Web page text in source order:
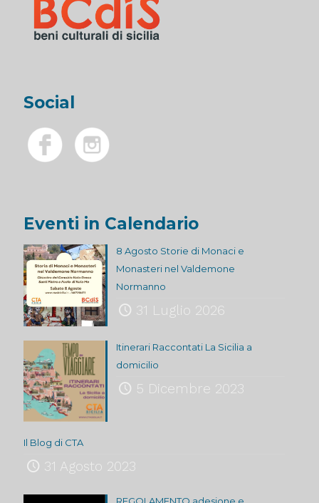
Social
Eventi in Calendario
8 Agosto Storie di Monaci e
Monasteri nel Valdemone
Normanno
31 Luglio 2026
Itinerari Raccontati La Sicilia a
domicilio
5 Dicembre 2023
Il Blog di CTA
31 Agosto 2023